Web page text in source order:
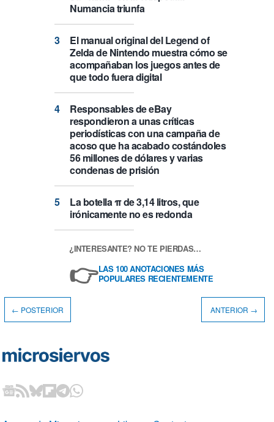
Numancia triunfa
El manual original del Legend of
Zelda de Nintendo muestra cómo se
acompañaban los juegos antes de
que todo fuera digital
Responsables de eBay
respondieron a unas críticas
periodísticas con una campaña de
acoso que ha acabado costándoles
56 millones de dólares y varias
condenas de prisión
La botella π de 3,14 litros, que
irónicamente no es redonda
¿INTERESANTE? NO TE PIERDAS…
👉LAS 100 ANOTACIONES MÁS
POPULARES RECIENTEMENTE
← POSTERIOR ANTERIOR →